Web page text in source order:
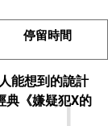
停留時間
能想到的詭計
《嫌疑犯X的